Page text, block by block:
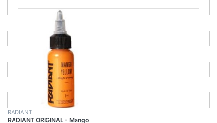
RADIANT
RADIANT ORIGINAL - Mango